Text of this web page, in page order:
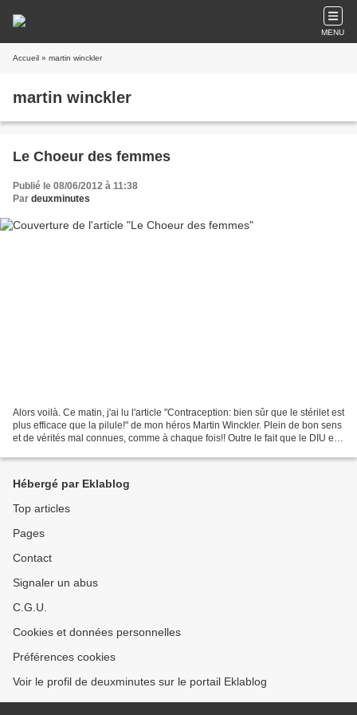
MENU
Accueil » martin winckler
martin winckler
Le Choeur des femmes
Publié le 08/06/2012 à 11:38
Par deuxminutes
Alors voilà. Ce matin, j'ai lu l'article "Contraception: bien sûr que le stérilet est
plus efficace que la pilule!" de mon héros Martin Winckler. Plein de bon sens
et de vérités mal connues, comme à chaque fois!! Outre le fait que le DIU est
Hébergé par Eklablog
Top articles
Pages
Contact
Signaler un abus
C.G.U.
Cookies et données personnelles
Préférences cookies
Voir le profil de deuxminutes sur le portail Eklablog